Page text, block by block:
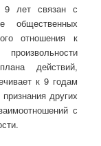
9 лет связан с
общественных
отношения к
действий,
к 9 годам
других
с